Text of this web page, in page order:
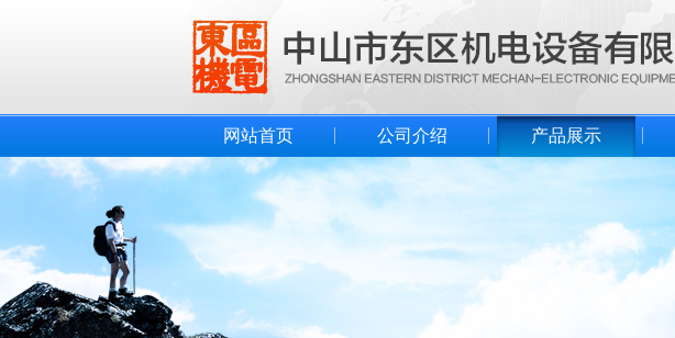
网站首页 公司介绍 产品展示